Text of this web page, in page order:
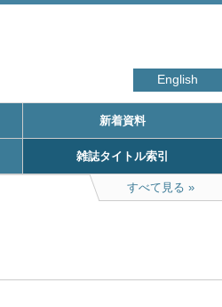
English
新着資料
雑誌タイトル索引
すべて見る